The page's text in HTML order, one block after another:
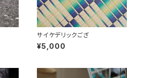
サイケデリックござ
¥5,000